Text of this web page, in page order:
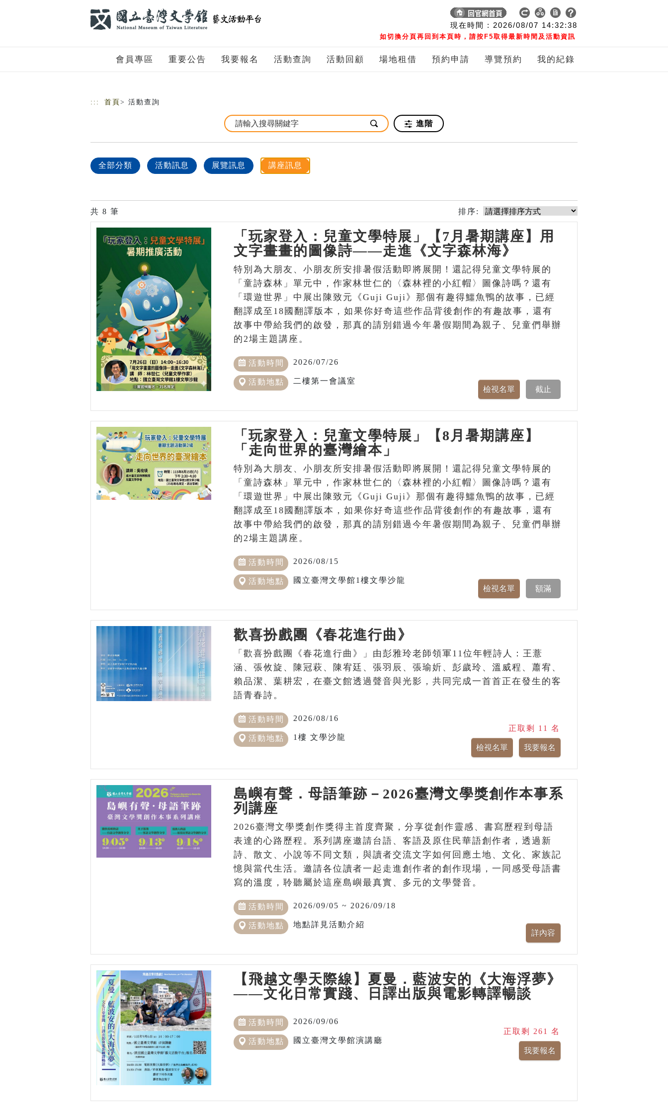
現在時間 : 2026/08/07 14:32:39
如切換分頁再回到本頁時，請按F5取得最新時間及活動資訊
會員專區 重要公告 我要報名 活動查詢 活動回顧 場地租借 預約申請 導覽預約 我的紀錄
::: 首頁 > 活動查詢
進階
全部分類 活動訊息 展覽訊息 講座訊息
共 8 筆 排序:
「玩家登入：兒童文學特展」【7月暑期講座】用
文字畫畫的圖像詩——走進《文字森林海》
特別為大朋友、小朋友所安排暑假活動即將展開！還記得兒童文學特展的
「童詩森林」單元中，作家林世仁的〈森林裡的小紅帽〉圖像詩嗎？還有
「環遊世界」中展出陳致元《Guji Guji》那個有趣得鱷魚鴨的故事，已經
翻譯成至18國翻譯版本，如果你好奇這些作品背後創作的有趣故事，還有
故事中帶給我們的啟發，那真的請別錯過今年暑假期間為親子、兒童們舉辦
的2場主題講座。
活動時間 2026/07/26
活動地點 二樓第一會議室
「玩家登入：兒童文學特展」【8月暑期講座】
「走向世界的臺灣繪本」
特別為大朋友、小朋友所安排暑假活動即將展開！還記得兒童文學特展的
「童詩森林」單元中，作家林世仁的〈森林裡的小紅帽〉圖像詩嗎？還有
「環遊世界」中展出陳致元《Guji Guji》那個有趣得鱷魚鴨的故事，已經
翻譯成至18國翻譯版本，如果你好奇這些作品背後創作的有趣故事，還有
故事中帶給我們的啟發，那真的請別錯過今年暑假期間為親子、兒童們舉辦
的2場主題講座。
活動時間 2026/08/15
活動地點 國立臺灣文學館1樓文學沙龍
歡喜扮戲團《春花進行曲》
「歡喜扮戲團《春花進行曲》」由彭雅玲老師領軍11位年輕詩人：王薏
涵、張攸旋、陳冠萩、陳宥廷、張羽辰、張瑜妡、彭歲玲、溫威程、蕭宥、
賴品潔、葉耕宏，在臺文館透過聲音與光影，共同完成一首首正在發生的客
語青春詩。
活動時間 2026/08/16
活動地點 1樓 文學沙龍
正取剩 11 名
島嶼有聲．母語筆跡－2026臺灣文學獎創作本事系
列講座
2026臺灣文學獎創作獎得主首度齊聚，分享從創作靈感、書寫歷程到母語
表達的心路歷程。系列講座邀請台語、客語及原住民華語創作者，透過新
詩、散文、小說等不同文類，與讀者交流文字如何回應土地、文化、家族記
憶與當代生活。邀請各位讀者一起走進創作者的創作現場，一同感受母語書
寫的溫度，聆聽屬於這座島嶼最真實、多元的文學聲音。
活動時間 2026/09/05 ~ 2026/09/18
活動地點 地點詳見活動介紹
【飛越文學天際線】夏曼．藍波安的《大海浮夢》
——文化日常實踐、日譯出版與電影轉譯暢談
活動時間 2026/09/06
活動地點 國立臺灣文學館演講廳
正取剩 261 名